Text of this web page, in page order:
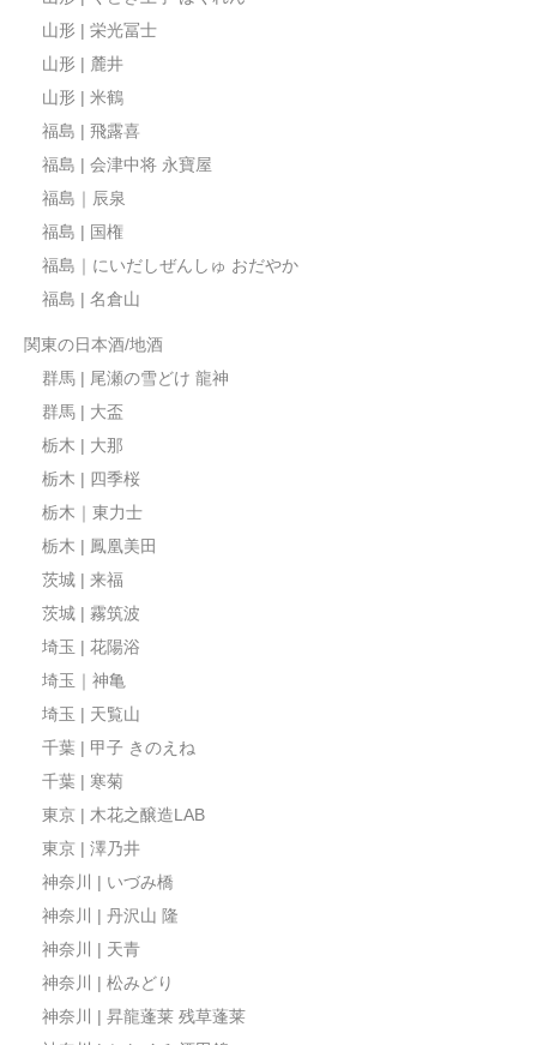
山形 | 栄光冨士
山形 | 麓井
山形 | 米鶴
福島 | 飛露喜
福島 | 会津中将 永寶屋
福島｜辰泉
福島 | 国権
福島｜にいだしぜんしゅ おだやか
福島 | 名倉山
関東の日本酒/地酒
群馬 | 尾瀬の雪どけ 龍神
群馬 | 大盃
栃木 | 大那
栃木 | 四季桜
栃木｜東力士
栃木 | 鳳凰美田
茨城 | 来福
茨城 | 霧筑波
埼玉 | 花陽浴
埼玉｜神亀
埼玉 | 天覧山
千葉 | 甲子 きのえね
千葉 | 寒菊
東京 | 木花之醸造LAB
東京 | 澤乃井
神奈川 | いづみ橋
神奈川 | 丹沢山 隆
神奈川 | 天青
神奈川 | 松みどり
神奈川 | 昇龍蓬莱 残草蓬莱